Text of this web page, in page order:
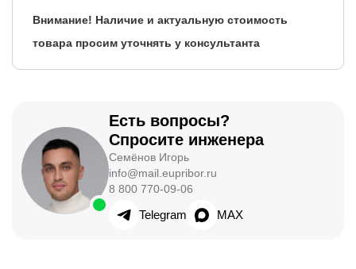
Внимание! Наличие и актуальную стоимость
товара просим уточнять у консультанта
Есть вопросы?
Спросите инженера
Семёнов Игорь
info@mail.eupribor.ru
8 800 770-09-06
Telegram MAX